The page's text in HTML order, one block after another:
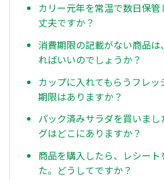
カリー元年を常温で数日保
丈夫ですか？
消費期限の記載がない商品
ればいいのでしょうか？
カップに入れてもらうフレ
期限はありますか？
パック済みサラダを買いま
グはどこにありますか？
商品を購入したら、レシー
た。どうしてですか？